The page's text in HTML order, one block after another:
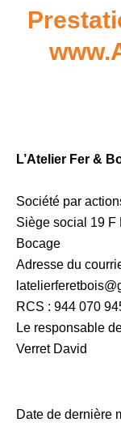
L’Atelier Fer &
Société par
Siège social 19 F
Bocage
Adresse du
RCS : 944 070
Le responsable
Verret David
Date de dernière